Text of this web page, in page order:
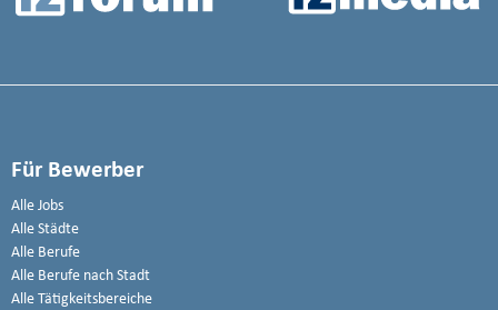
Für Bewerber
Alle Jobs
Alle Städte
Alle Berufe
Alle Berufe nach Stadt
Alle Tätigkeitsbereiche